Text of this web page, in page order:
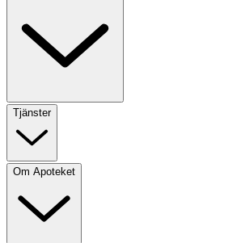
Tjänster
Om Apoteket